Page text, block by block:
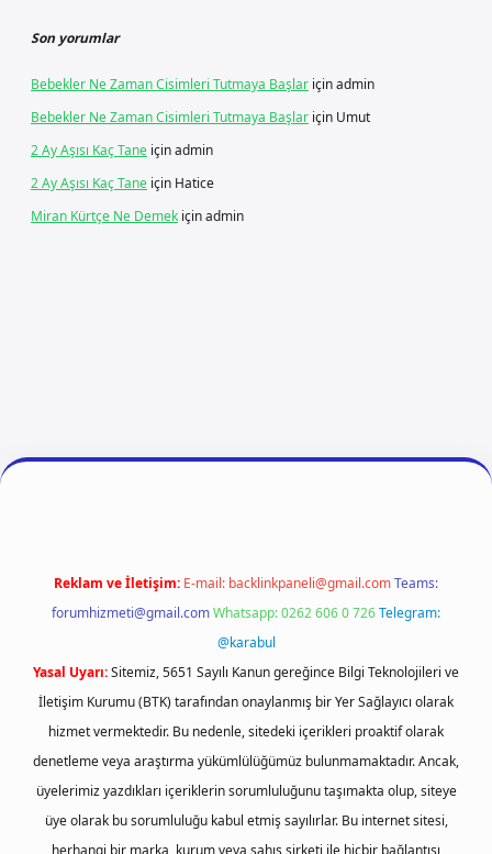
Son yorumlar
Bebekler Ne Zaman Cisimleri Tutmaya Başlar içinadmin
Bebekler Ne Zaman Cisimleri Tutmaya Başlar için Umut
2 Ay Aşısı Kaç Tane içinadmin
2 Ay Aşısı Kaç Tane için Hatice
Miran Kürtçe Ne Demek içinadmin
girişilbet girişvdcasino girişbetexper
Reklam ve İletişim: E-mail: backlinkpaneli@gmail.comTeams:
forumhizmeti@gmail.comWhatsapp: 0262 606 0 726Telegram:
@karabul
Yasal Uyarı:Sitemiz, 5651 Sayılı Kanun gereğince Bilgi Teknolojileri ve
İletişim Kurumu (BTK) tarafından onaylanmış bir Yer Sağlayıcı olarak
hizmet vermektedir. Bu nedenle, sitedeki içerikleri proaktif olarak
denetleme veya araştırma yükümlülüğümüz bulunmamaktadır. Ancak,
üyelerimiz yazdıkları içeriklerin sorumluluğunu taşımakta olup, siteye
üye olarak bu sorumluluğu kabul etmiş sayılırlar. Bu internet sitesi,
herhangi bir marka, kurum veya şahıs şirketi ile hiçbir bağlantısı